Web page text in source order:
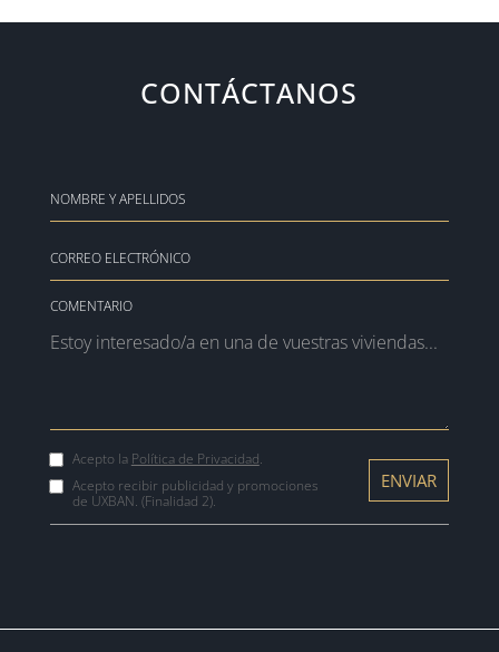
CONTÁCTANOS
COMENTARIO
Acepto la Política de Privacidad.
Acepto recibir publicidad y promociones
de UXBAN. (Finalidad 2).